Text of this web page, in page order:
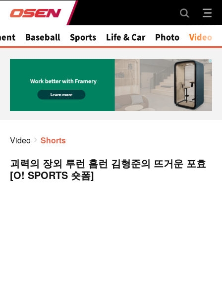
Baseball Sports Life & Car Photo Video
Video Shorts
괴력의 장외 투런 홈런 김형준의 뜨거운 포효
[O! SPORTS 숏폼]